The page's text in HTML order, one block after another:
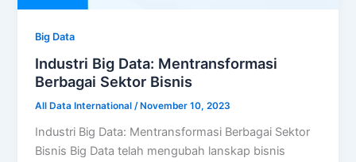
Big Data
Industri Big Data: Mentransformasi
Berbagai Sektor Bisnis
All Data International/ November 10, 2023
Industri Big Data: Mentransformasi Berbagai Sektor
Bisnis Big Data telah mengubah lanskap bisnis